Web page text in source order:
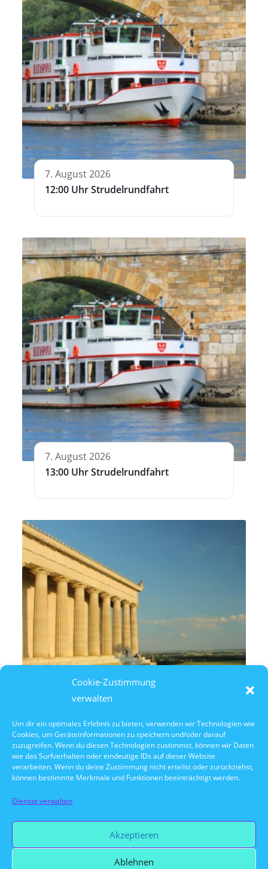
Cookie-Zustimmung
verwalten
Um dir ein optimales Erlebnis zu bieten, verwenden wir Technologien wie
Cookies, um Geräteinformationen zu speichern und/oder darauf
zuzugreifen. Wenn du diesen Technologien zustimmst, können wir Daten
wie das Surfverhalten oder eindeutige IDs auf dieser Website
verarbeiten. Wenn du deine Zustimmung nicht erteilst oder zurückziehst,
können bestimmte Merkmale und Funktionen beeinträchtigt werden.
Dienste verwalten
Akzeptieren
Ablehnen
7. August 2026
12:00 Uhr Strudelrundfahrt
7. August 2026
13:00 Uhr Strudelrundfahrt
10. Oktober 2026
10:30 Uhr Walhalla Schifffahrt
Vorherige Veranstaltung
Nächste Veranstaltung